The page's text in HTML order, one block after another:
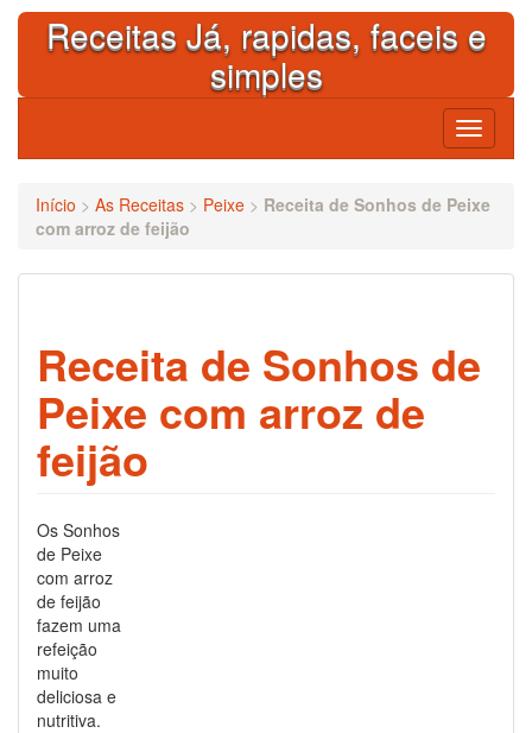
Skip
contentReceitas Já, rapidas, faceis e
simples
Toggle
Início > As Receitas > Peixe > Receita de Sonhos de Peixe
com arroz de feijão
Receita de Sonhos de
Peixe com arroz de
feijão
Os Sonhos
de Peixe
com arroz
de feijão
fazem uma
refeição
muito
deliciosa e
nutritiva.